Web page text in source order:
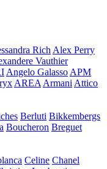
RichAlex Perry
Vauthier
Angelo GalassoAPM
AREAArmaniAttico
Berluti Bikkembergs
Boucheron Breguet
Celine Chanel